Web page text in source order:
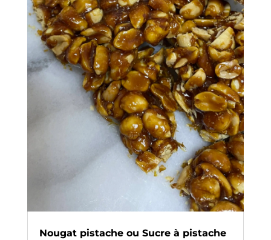
Nougat pistache ou Sucre à pistache